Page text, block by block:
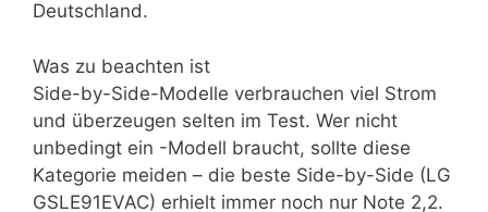
Deutschland.
Was zu beachten ist
Side-by-Side-Modelle verbrauchen viel Strom
und überzeugen selten im Test. Wer nicht
unbedingt ein -Modell braucht, sollte diese
Kategorie meiden – die beste Side-by-Side (LG
GSLE91EVAC) erhielt immer noch nur Note 2,2.